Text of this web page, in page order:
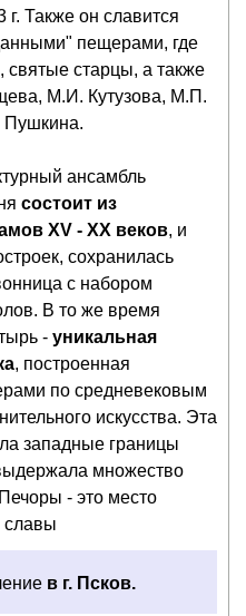
Также он славится
пещерами, где
святые старцы, а также
М.И. Кутузова, М.П.
Пушкина.
ансамбль
состоит из
XV - XX веков, и
сохранилась
с набором
В то же время
- уникальная
, построенная
по средневековым
искусства. Эта
западные границы
множество
- это место
славы
в г. Псков.